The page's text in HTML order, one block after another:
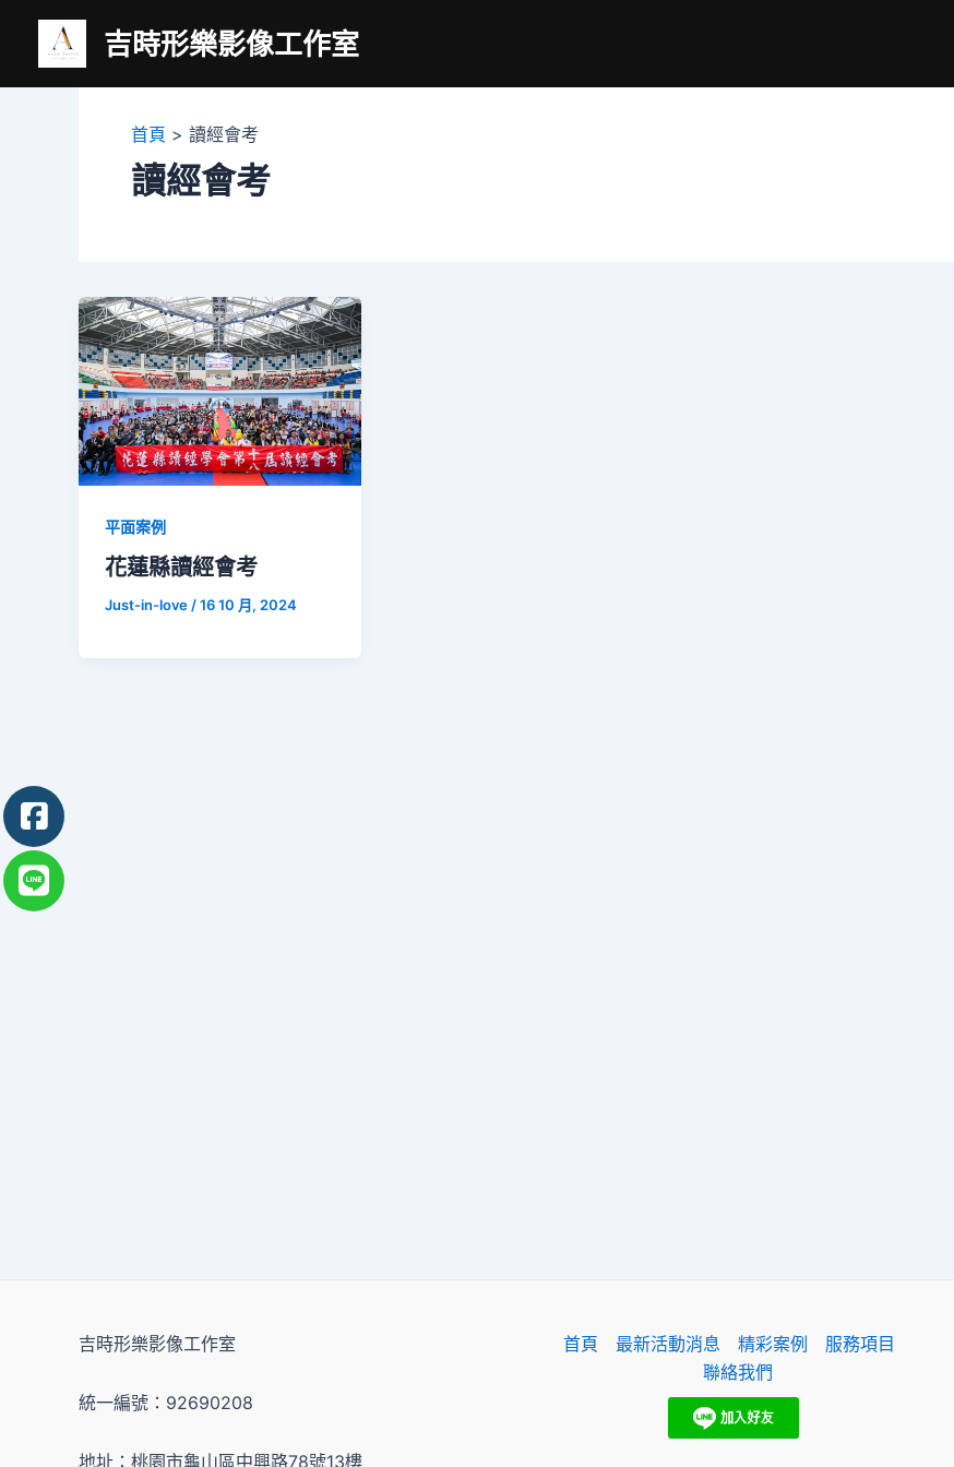
吉時形樂影像工作室
首頁 讀經會考
讀經會考
平面案例
花蓮縣讀經會考
Just-in-love/16 10 月, 2024
吉時形樂影像工作室
統一編號：92690208
地址：桃園市龜山區中興路78號13樓
首頁 最新活動消息 精彩案例
服務項目
聯絡我們